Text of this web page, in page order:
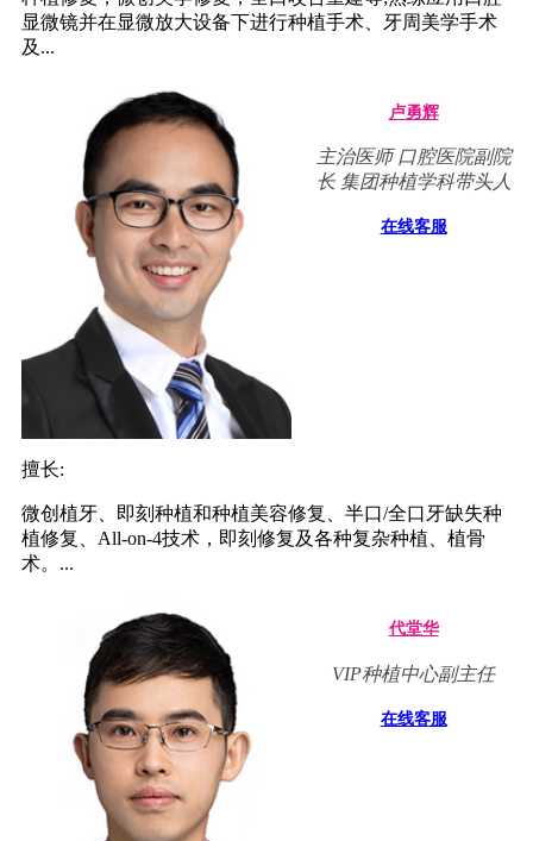
显微镜并在显微放大设备下进行种植手术、牙周美学手术
及...
卢勇辉
主治医师 口腔医院副院
长 集团种植学科带头人
在线客服
擅长:
微创植牙、即刻种植和种植美容修复、半口/全口牙缺失种
植修复、All-on-4技术，即刻修复及各种复杂种植、植骨
术。...
代堂华
VIP种植中心副主任
在线客服